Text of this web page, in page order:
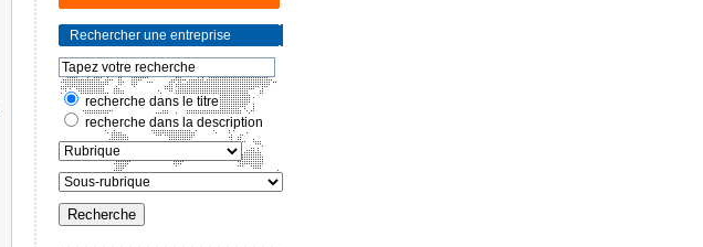
Rechercher une entreprise
recherche dans le titre
recherche dans la description